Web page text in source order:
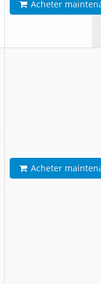
Acheter
Acheter